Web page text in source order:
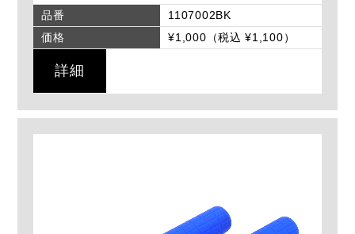
品番
1107002BK
価格
¥1,000（税込 ¥1,100）
詳細